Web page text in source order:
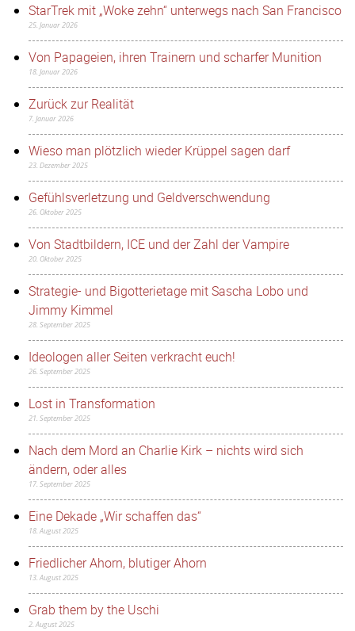
StarTrek mit „Woke zehn“ unterwegs nach San Francisco
25. Januar 2026
Von Papageien, ihren Trainern und scharfer Munition
18. Januar 2026
Zurück zur Realität
7. Januar 2026
Wieso man plötzlich wieder Krüppel sagen darf
23. Dezember 2025
Gefühlsverletzung und Geldverschwendung
26. Oktober 2025
Von Stadtbildern, ICE und der Zahl der Vampire
20. Oktober 2025
Strategie- und Bigotterietage mit Sascha Lobo und
Jimmy Kimmel
28. September 2025
Ideologen aller Seiten verkracht euch!
26. September 2025
Lost in Transformation
21. September 2025
Nach dem Mord an Charlie Kirk – nichts wird sich
ändern, oder alles
17. September 2025
Eine Dekade „Wir schaffen das“
18. August 2025
Friedlicher Ahorn, blutiger Ahorn
13. August 2025
Grab them by the Uschi
2. August 2025